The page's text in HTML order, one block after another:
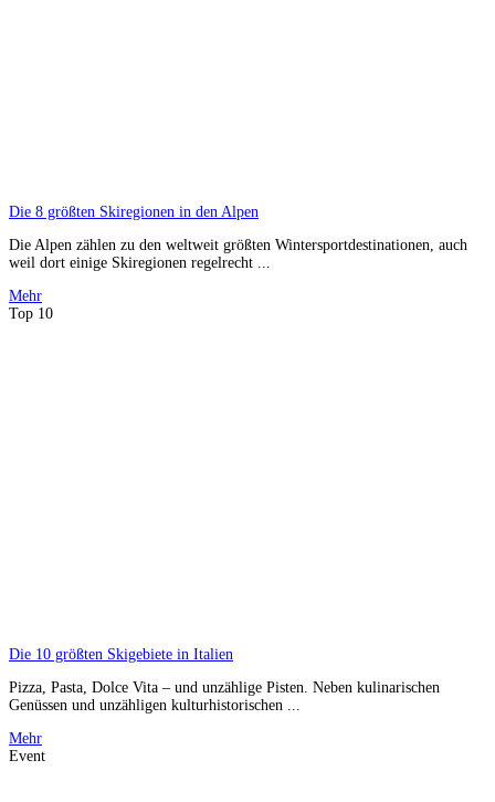
Die 8 größten Skiregionen in den Alpen
Die Alpen zählen zu den weltweit größten Wintersportdestinationen, auch
weil dort einige Skiregionen regelrecht ...
Mehr
Top 10
Die 10 größten Skigebiete in Italien
Pizza, Pasta, Dolce Vita – und unzählige Pisten. Neben kulinarischen
Genüssen und unzähligen kulturhistorischen ...
Mehr
Event